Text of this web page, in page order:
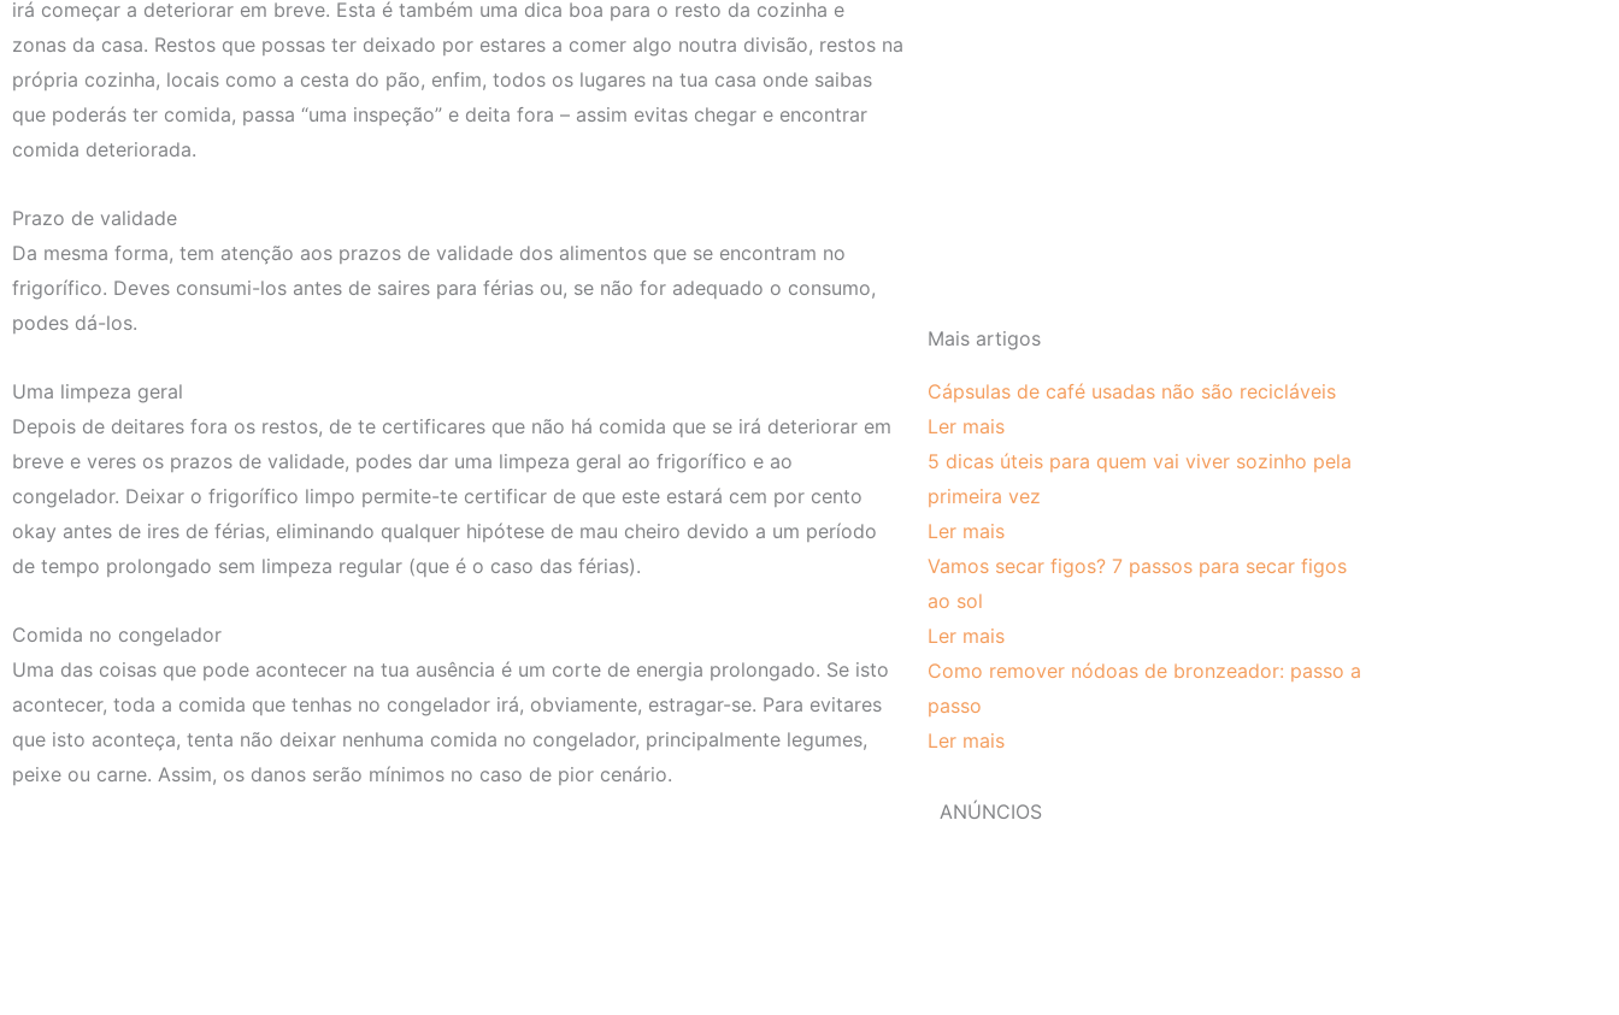
irá começar a deteriorar em breve. Esta é também uma dica boa para o resto da cozinha e
zonas da casa. Restos que possas ter deixado por estares a comer algo noutra divisão, restos na
própria cozinha, locais como a cesta do pão, enfim, todos os lugares na tua casa onde saibas
que poderás ter comida, passa “uma inspeção” e deita fora – assim evitas chegar e encontrar
comida deteriorada.
Prazo de validade
Da mesma forma, tem atenção aos prazos de validade dos alimentos que se encontram no
frigorífico. Deves consumi-los antes de saires para férias ou, se não for adequado o consumo,
podes dá-los.
Uma limpeza geral
Depois de deitares fora os restos, de te certificares que não há comida que se irá deteriorar em
breve e veres os prazos de validade, podes dar uma limpeza geral ao frigorífico e ao
congelador. Deixar o frigorífico limpo permite-te certificar de que este estará cem por cento
okay antes de ires de férias, eliminando qualquer hipótese de mau cheiro devido a um período
de tempo prolongado sem limpeza regular (que é o caso das férias).
Comida no congelador
Uma das coisas que pode acontecer na tua ausência é um corte de energia prolongado. Se isto
acontecer, toda a comida que tenhas no congelador irá, obviamente, estragar-se. Para evitares
que isto aconteça, tenta não deixar nenhuma comida no congelador, principalmente legumes,
peixe ou carne. Assim, os danos serão mínimos no caso de pior cenário.
Mais artigos
Cápsulas de café usadas não são recicláveis
Ler mais
5 dicas úteis para quem vai viver sozinho pela
primeira vez
Ler mais
Vamos secar figos? 7 passos para secar figos
ao sol
Ler mais
Como remover nódoas de bronzeador: passo a
passo
Ler mais
ANÚNCIOS